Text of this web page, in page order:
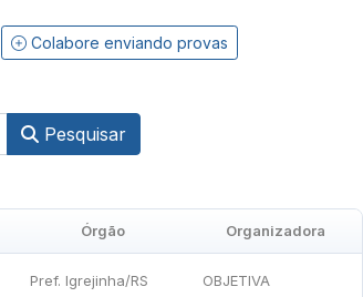
Colabore enviando provas
Pesquisar
Órgão Organizadora
Pref. Igrejinha/RS OBJETIVA